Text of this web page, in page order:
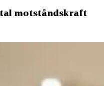
motståndskraft